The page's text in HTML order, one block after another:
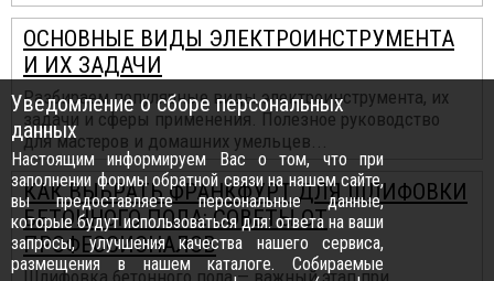
ОСНОВНЫЕ ВИДЫ ЭЛЕКТРОИНСТРУМЕНТА
И ИХ ЗАДАЧИ
Разбираем популярные виды электроинструмента, их
задачи и сферы применения. Полезное руководство
для мастеров и домашних умельцев...
КАК ВЫБРАТЬ ФРАНКФУРТ ДЛЯ ШЛИФОВКИ
БЕТОННОГО ПОЛА: СОВЕТЫ ОТ
ПРОФЕССИОНАЛОВ
Шлифовка бетонного пола — важный этап при
Уведомление о сборе персональных
данных
Настоящим информируем Вас о том, что при
заполнении формы обратной связи на нашем сайте,
вы предоставляете персональные данные,
которые будут использоваться для: ответа на ваши
запросы, улучшения качества нашего сервиса,
размещения в нашем каталоге. Собираемые